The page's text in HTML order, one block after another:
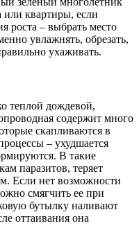
или квартиры, если
роста – выбрать место
увлажнять, обрезать,
ухаживать.
теплой дождевой,
содержит много
скапливаются в
– ухудшается
В такие
паразитов, теряет
Если нет возможности
смягчить ее при
бутылку наливают
оттаивания она